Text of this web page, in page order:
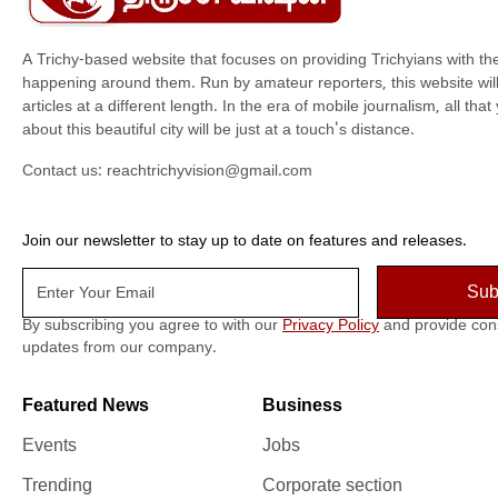
A Trichy-based website that focuses on providing Trichyians with
happening around them. Run by amateur reporters, this website
articles at a different length. In the era of mobile journalism, all that
about this beautiful city will be just at a touch's distance.
Contact us: reachtrichyvision@gmail.com
Join our newsletter to stay up to date on features and releases.
By subscribing you agree to with our Privacy Policy and provide
updates from our company.
Featured News
Events
Trending
Business
Jobs
Corporate section